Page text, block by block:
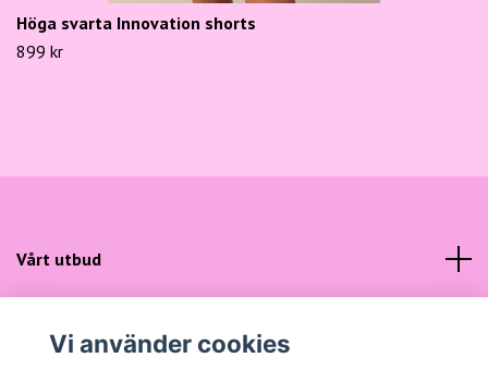
Höga svarta Innovation shorts
899 kr
Vårt utbud
Vi använder cookies